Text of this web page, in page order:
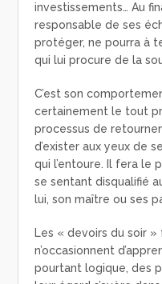
investissements… Au
responsable de ses
protéger, ne pourra à
qui lui procure de la
C’est son
certainement le tout
processus de
d’exister aux yeux de
qui l’entoure. Il fera le
se sentant disqualifié
lui, son maître ou ses
Les « devoirs du soir »
n’occasionnent
pourtant logique, des